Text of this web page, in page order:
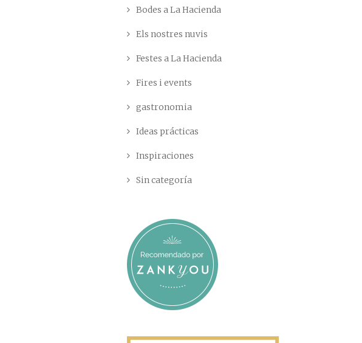
Bodes a La Hacienda
Els nostres nuvis
Festes a La Hacienda
Fires i events
gastronomia
Ideas prácticas
Inspiraciones
Sin categoría